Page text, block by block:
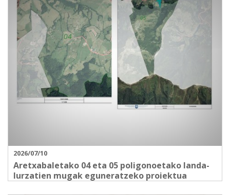
2026/07/10
Aretxabaletako 04 eta 05 poligonoetako landa-
lurzatien mugak eguneratzeko proiektua